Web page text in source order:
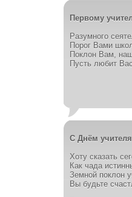
Первому
Разумного
Порог Вами
Поклон Вам,
Пусть любит
С Днём
Хоту сказать
Как чада
Земной поклон
Вы будьте